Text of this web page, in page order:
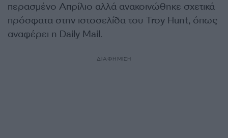
περασμένο Απρίλιο αλλά ανακοινώθηκε σχετικά
πρόσφατα στην ιστοσελίδα του Troy Hunt, όπως
αναφέρει η Daily Mail.
ΔΙΑΦΗΜΙΣΗ